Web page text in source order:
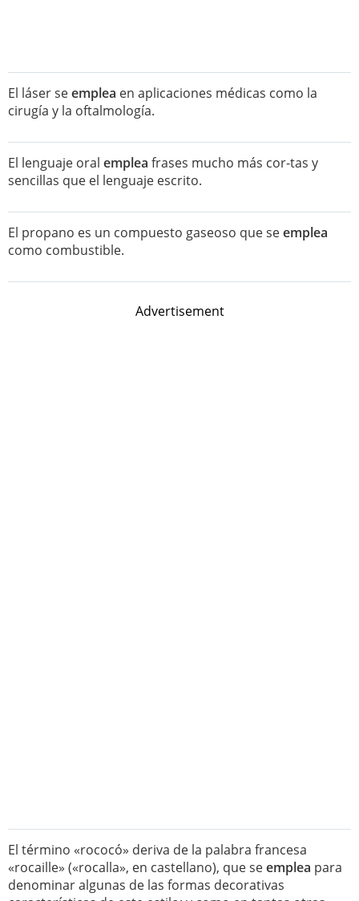
El láser seemplea en aplicaciones médicas como la
cirugía y la oftalmología.
El lenguaje oral emplea frases mucho más cor-tas y
sencillas que el lenguaje escrito.
El propano es un compuesto gaseoso que seemplea
como combustible.
Advertisement
El término «rococó» deriva de la palabra francesa
«rocaille» («rocalla», en castellano), que seemplea para
denominar algunas de las formas decorativas